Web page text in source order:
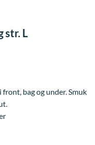
str. L
bag og under. Smuk